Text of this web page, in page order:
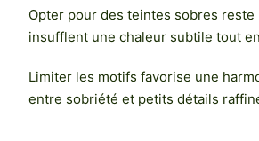
Opter pour des teintes sobres
insufflent une chaleur subtile tout
Limiter les motifs favorise une
entre sobriété et petits détails